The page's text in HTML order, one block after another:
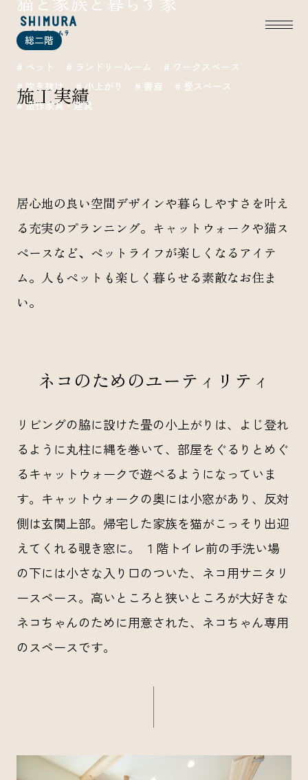
施工実績
総二階
# ペット
# ランドリールーム
# ワークスペース
# 吹き抜け
# 小上がり # 書斎
# 畳スペース
# 造作家具・建具
居心地の良い空間デザインや暮らしやすさを叶え
る充実のプランニング。キャットウォークや猫ス
ペースなど、ペットライフが楽しくなるアイテ
ム。人もペットも楽しく暮らせる素敵なお住ま
い。
ネコのためのユーティリティ
リビングの脇に設けた畳の小上がりは、よじ登れ
るように丸柱に縄を巻いて、部屋をぐるりとめぐ
るキャットウォークで遊べるようになっていま
す。キャットウォークの奥には小窓があり、反対
側は玄関上部。帰宅した家族を猫がこっそり出迎
えてくれる覗き窓に。 １階トイレ前の手洗い場
の下には小さな入り口のついた、ネコ用サニタリ
ースペース。高いところと狭いところが大好きな
ネコちゃんのために用意された、ネコちゃん専用
のスペースです。